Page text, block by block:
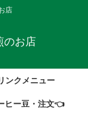
店
のお店
ンクメニュー
ヒー豆・注文👈